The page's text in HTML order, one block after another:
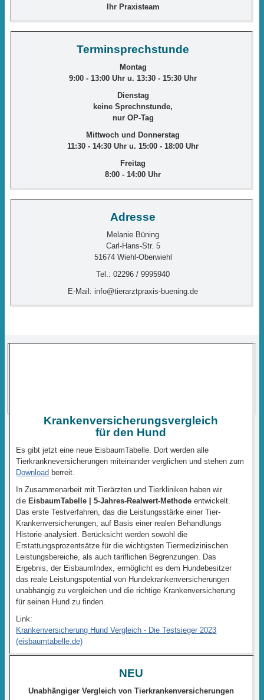
Ihr Praxisteam
Terminsprechstunde
Montag
9:00 - 13:00 Uhr u. 13:30 - 15:30 Uhr
Dienstag
keine Sprechnstunde,
nur OP-Tag
Mittwoch und Donnerstag
11:30 - 14:30 Uhr u. 15:00 - 18:00 Uhr
Freitag
8:00 - 14:00 Uhr
Adresse
Melanie Büning
Carl-Hans-Str. 5
51674 Wiehl-Oberwiehl
Tel.: 02296 / 9995940
E-Mail: info@tierarztpraxis-buening.de
Krankenversicherungsvergleich
für den Hund
Es gibt jetzt eine neue EisbaumTabelle. Dort werden alle
Tierkrankneversicherungen miteinander verglichen und stehen zum
Download berreit.
In Zusammenarbeit mit Tierärzten und Tierkliniken haben wir
die EisbaumTabelle | 5-Jahres-Realwert-Methode entwickelt.
Das erste Testverfahren, das die Leistungsstärke einer Tier-
Krankenversicherungen, auf Basis einer realen Behandlungs
Historie analysiert. Berücksicht werden sowohl die
Erstattungsprozentsätze für die wichtigsten Tiermedizinischen
Leistungsbereiche, als auch tariflichen Begrenzungen. Das
Ergebnis, der EisbaumIndex, ermöglicht es dem Hundebesitzer
das reale Leistungspotential von Hundekrankenversicherungen
unabhängig zu vergleichen und die richtige Krankenversicherung
für seinen Hund zu finden.
Link:
Krankenversicherung Hund Vergleich - Die Testsieger 2023
(eisbaumtabelle.de)
NEU
Unabhängiger Vergleich von Tierkrankenversicherungen